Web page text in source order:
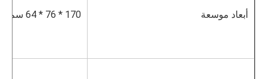
أبعاد موسعة 170 * 76 * 64 سم